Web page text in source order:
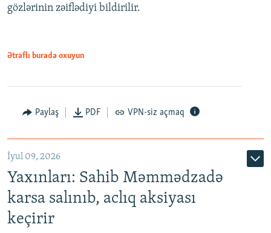
gözlərinin zəiflədiyi bildirilir.
Ətraflı burada oxuyun
Paylaş PDF VPN-siz açmaq
İyul 09, 2026
Yaxınları: Sahib Məmmədzadə
karsa salınıb, aclıq aksiyası
keçirir